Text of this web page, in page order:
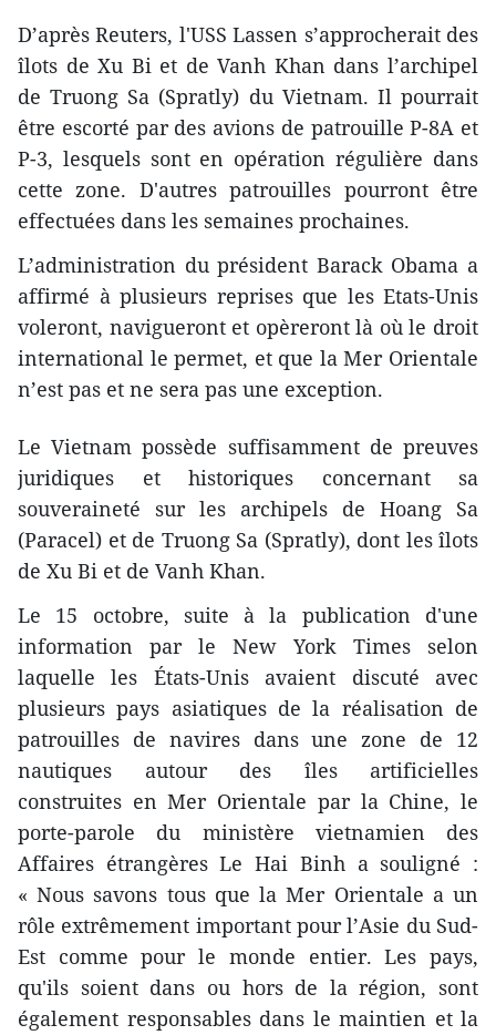
D’après Reuters, l'USS Lassen s’approcherait des
îlots de Xu Bi et de Vanh Khan dans l’archipel
de Truong Sa (Spratly) du Vietnam. Il pourrait
être escorté par des avions de patrouille P-8A et
P-3, lesquels sont en opération régulière dans
cette zone. D'autres patrouilles pourront être
effectuées dans les semaines prochaines.
L’administration du président Barack Obama a
affirmé à plusieurs reprises que les Etats-Unis
voleront, navigueront et opèreront là où le droit
international le permet, et que la Mer Orientale
n’est pas et ne sera pas une exception.
Le Vietnam ​possède suffisamment de preuves
juridiques et historiques concernant sa
souveraineté ​sur les archipels de Hoang Sa
(Paracel) et de Truong Sa (Spratly), dont les îlots
de Xu Bi et de Vanh Khan.
Le 15 octobre, suite à la publication d'une
information par le New York Times selon
laquelle les États-Unis avaient ​discuté avec
plusieurs pays asiatiques de la réalisation de
patrouilles de navires dans ​une zone de 12
nautiques autour des îles artificielles
construites en Mer Orientale par la Chine, le
porte-parole du ministère vietnamien des
Affaires étrangères Le Hai Binh a souligné :
« Nous savons tous que la Mer Orientale ​a un
rôle extrêmement important pour l’Asie du Sud-
Est ​comme pour le monde entier. Les pays,
qu'ils soient ​dans ou hors de la région, sont
également responsables ​dans le maintien et la